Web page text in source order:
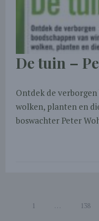
De tuin –
Ontdek de
wolken, planten en
boswachter Peter
1 … 138